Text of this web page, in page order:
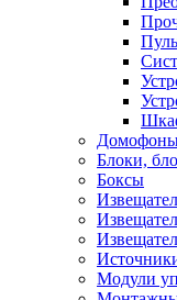
Блоки,
Боксы
Модули